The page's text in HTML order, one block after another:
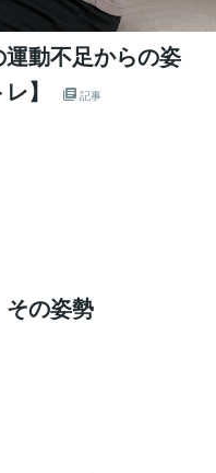
動不足からの姿
】
記事
の姿勢